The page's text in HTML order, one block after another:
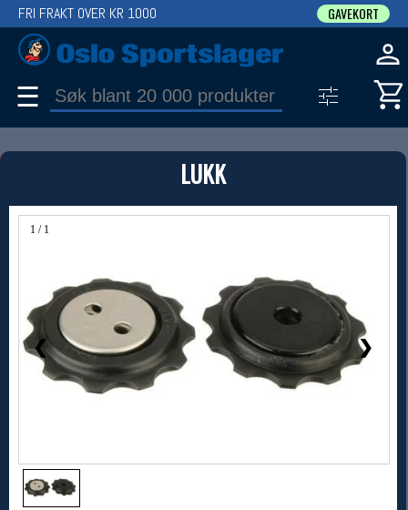
LUKK
1 / 1
❮ ❯
FRI FRAKT OVER KR 1000 GAVEKORT
☰
PRODUKT
Produkter (1)
Bruk filter til å spisse søket